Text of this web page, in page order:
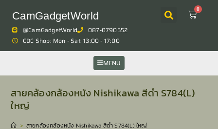
CamGadgetWorld
0
@CamGadgetWorld
087-0790552
CDC Shop: Mon - Sat: 13:00 - 17:00
MENU
สายคล้องกล้องหนัง Nishikawa สีดำ S784(L)
ใหญ่
> สายคล้องกล้องหนัง Nishikawa สีดำ S784(L) ใหญ่